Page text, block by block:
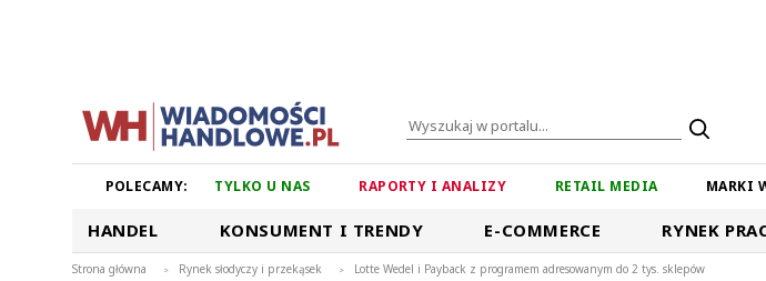
POLECAMY: TYLKO U NAS RAPORTY I ANALIZY RETAIL MEDIA MARKI
HANDEL KONSUMENT I TRENDY E-COMMERCE RYNEK
Strona główna > Rynek słodyczy i przekąsek > Lotte Wedel i Payback z programem adresowanym do 2 tys. sklepów